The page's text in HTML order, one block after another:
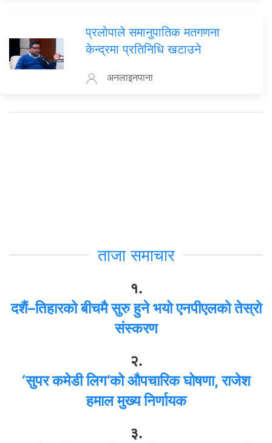
प्रलोपाले समानुपातिक मतगणना
केन्द्रमा प्रतिनिधि खटाउने
अनलाइनपाना
ताजा समाचार
१.
दशैं–तिहारको बीचमै सुरु हुने भयो एनपीएलको तेस्रो
संस्करण
२.
‘सुपर कमेडी लिग’को औपचारिक घोषणा, राजेश
हमाल मुख्य निर्णायक
३.